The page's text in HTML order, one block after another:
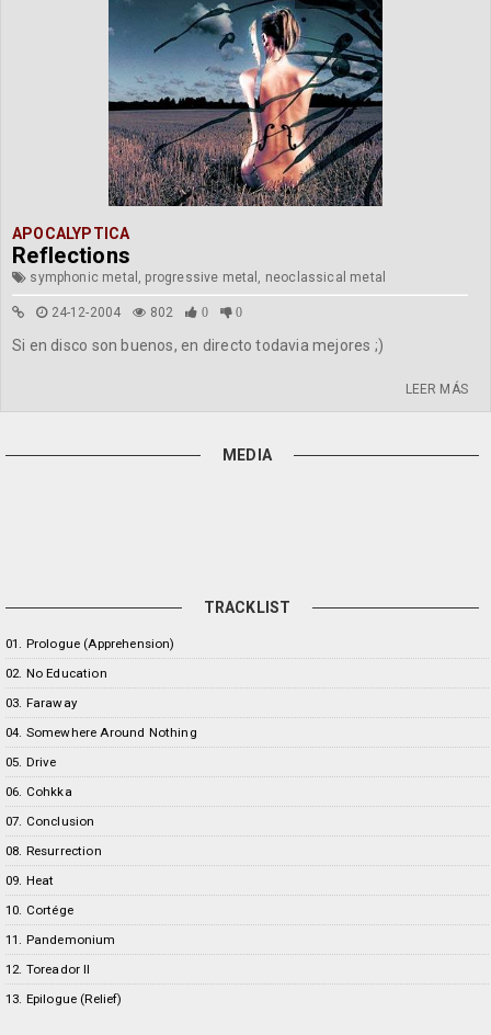
APOCALYPTICA
Reflections
symphonic metal, progressive metal, neoclassical metal
24-12-2004 802 0 0
Si en disco son buenos, en directo todavia mejores ;)
LEER MÁS
MEDIA
TRACKLIST
01. Prologue (Apprehension)
02. No Education
03. Faraway
04. Somewhere Around Nothing
05. Drive
06. Cohkka
07. Conclusion
08. Resurrection
09. Heat
10. Cortége
11. Pandemonium
12. Toreador II
13. Epilogue (Relief)